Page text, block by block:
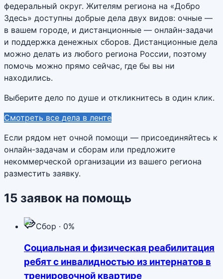
федеральный округ. Жителям региона на «Добро
Здесь» доступны добрые дела двух видов: очные —
в вашем городе, и дистанционные — онлайн-задачи
и поддержка денежных сборов. Дистанционные дела
можно делать из любого региона России, поэтому
помочь можно прямо сейчас, где бы вы ни
находились.
Выберите дело по душе и откликнитесь в один клик.
Смотреть все дела в ленте
Если рядом нет очной помощи — присоединяйтесь к
онлайн-задачам и сборам или предложите
некоммерческой организации из вашего региона
разместить заявку.
15 заявок на помощь
Сбор · 0%
Социальная и физическая реабилитация
ребят с инвалидностью из интернатов в
тренировочной квартире